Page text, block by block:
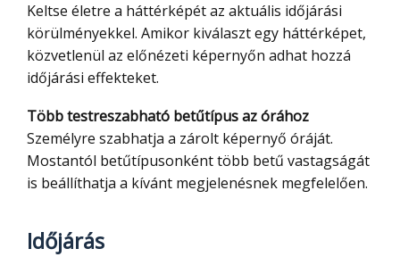
Keltse életre a háttérképét az aktuális időjárási
körülményekkel. Amikor kiválaszt egy háttérképet,
közvetlenül az előnézeti képernyőn adhat hozzá
időjárási effekteket.
Több testreszabható betűtípus az órához
Személyre szabhatja a zárolt képernyő óráját.
Mostantól betűtípusonként több betű vastagságát
is beállíthatja a kívánt megjelenésnek megfelelően.
Időjárás